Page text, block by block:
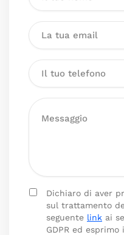
Dichiaro di aver
sul trattamento
seguente link ai
GDPR ed